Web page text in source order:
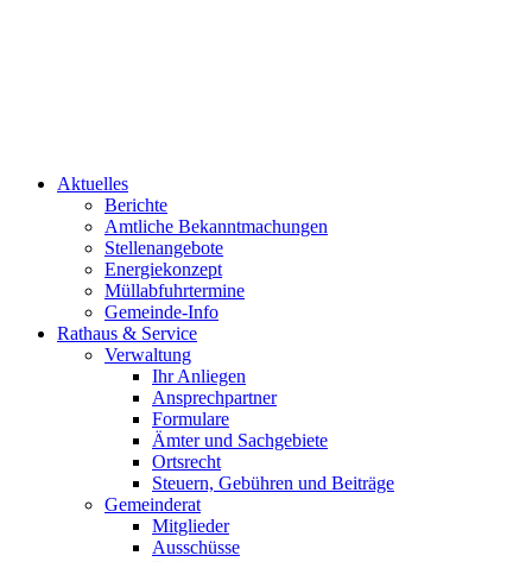
Aktuelles
Berichte
Amtliche Bekanntmachungen
Stellenangebote
Energiekonzept
Müllabfuhrtermine
Gemeinde-Info
Rathaus & Service
Verwaltung
Ihr Anliegen
Ansprechpartner
Formulare
Ämter und Sachgebiete
Ortsrecht
Steuern, Gebühren und Beiträge
Gemeinderat
Mitglieder
Ausschüsse